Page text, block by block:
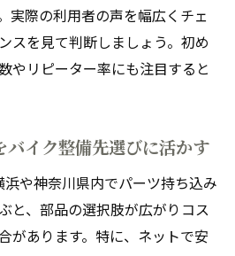
実際の利用者の声を幅広くチェ
スを見て判断しましょう。初め
やリピーター率にも注目すると
バイク整備先選びに活かす
や神奈川県内でパーツ持ち込み
と、部品の選択肢が広がりコス
があります。特に、ネットで安